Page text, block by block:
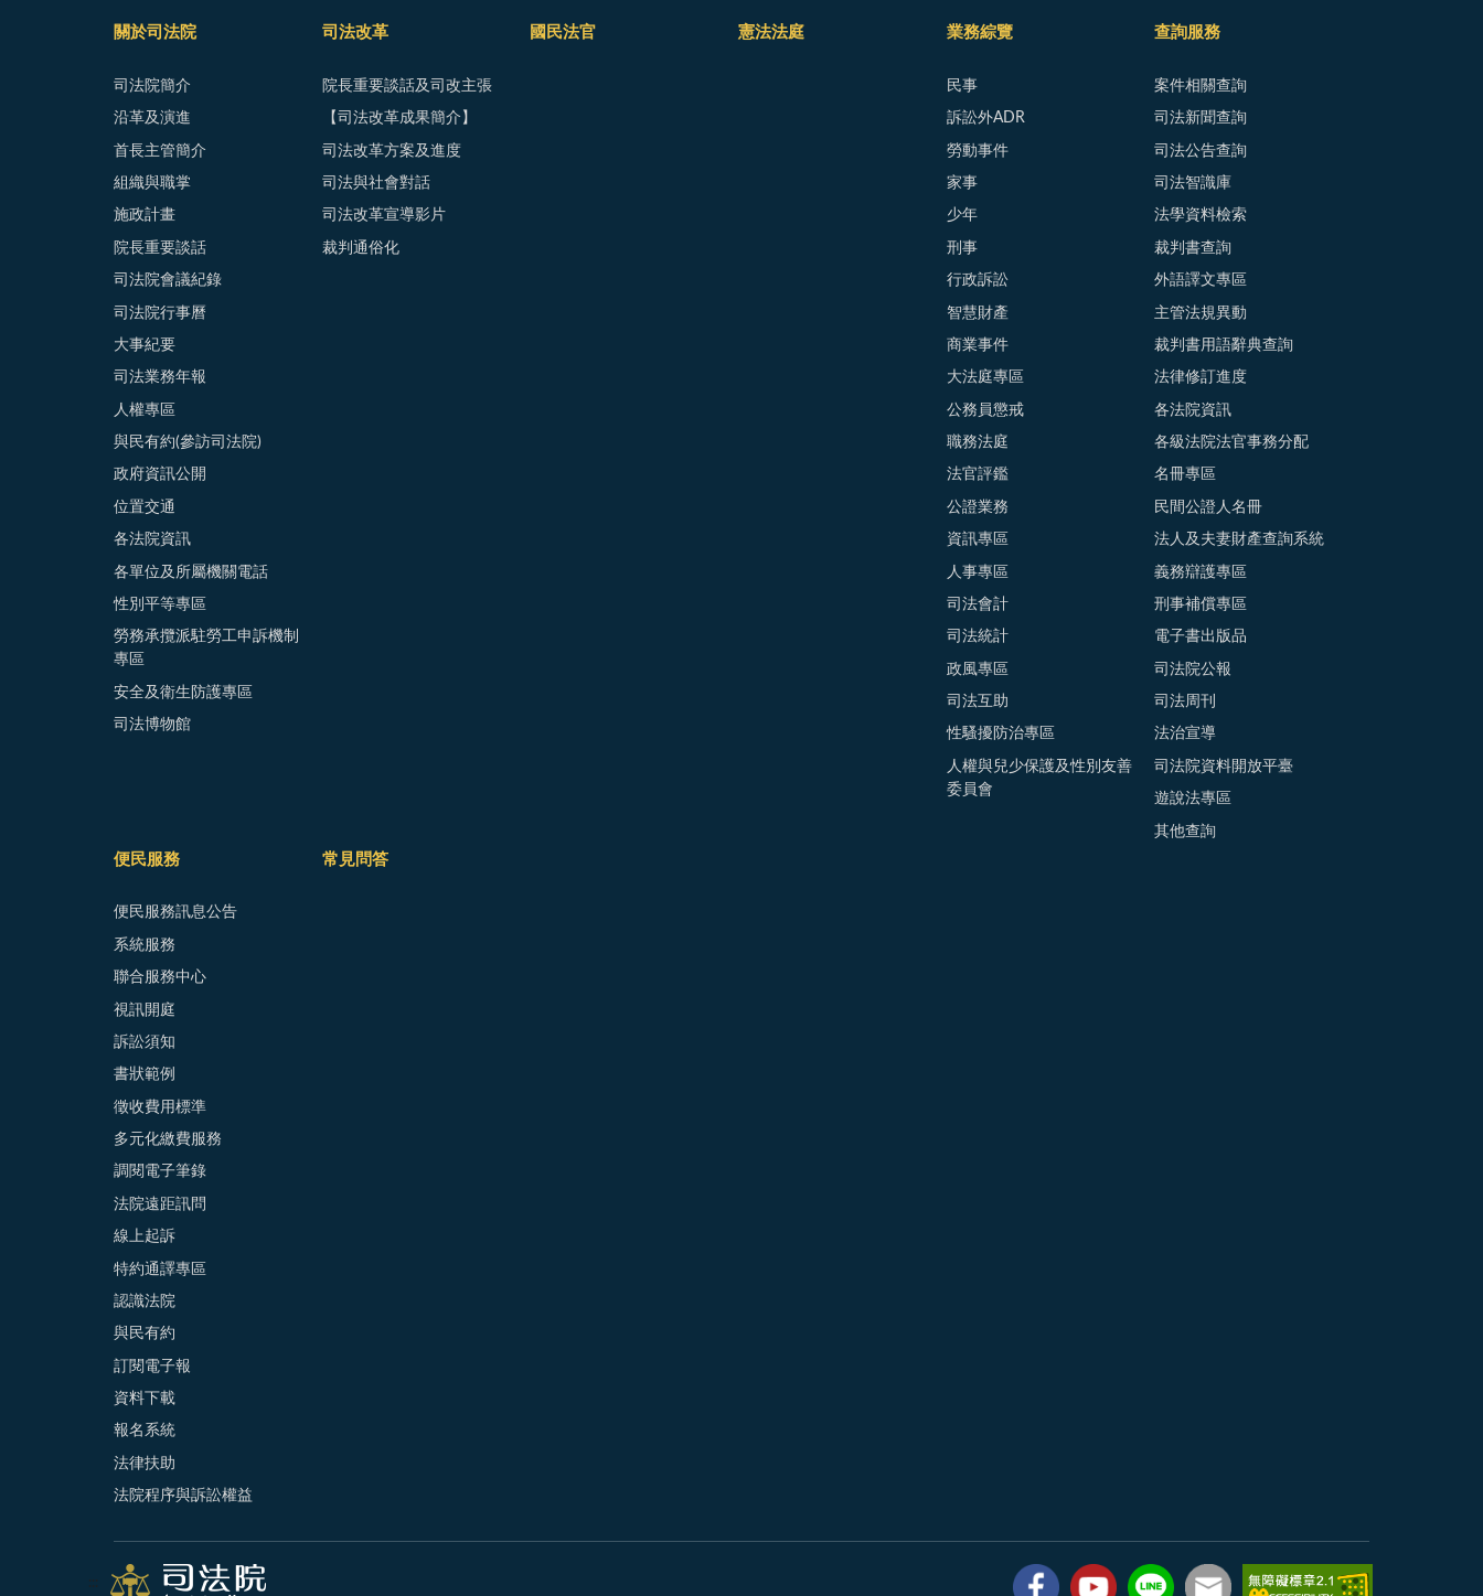
關於司法院
司法院簡介
沿革及演進
首長主管簡介
組織與職掌
施政計畫
院長重要談話
司法院會議紀錄
司法院行事曆
大事紀要
司法業務年報
人權專區
與民有約(參訪司法院)
政府資訊公開
位置交通
各法院資訊
各單位及所屬機關電話
性別平等專區
勞務承攬派駐勞工申訴機制
專區
安全及衛生防護專區
司法博物館
司法改革
院長重要談話及司改主張
【司法改革成果簡介】
司法改革方案及進度
司法與社會對話
司法改革宣導影片
裁判通俗化
國民法官 憲法法庭 業務綜覽
民事
訴訟外ADR
勞動事件
家事
少年
刑事
行政訴訟
智慧財產
商業事件
大法庭專區
公務員懲戒
職務法庭
法官評鑑
公證業務
資訊專區
人事專區
司法會計
司法統計
政風專區
司法互助
性騷擾防治專區
人權與兒少保護及性別友善
委員會
查詢服務
案件相關查詢
司法新聞查詢
司法公告查詢
司法智識庫
法學資料檢索
裁判書查詢
外語譯文專區
主管法規異動
裁判書用語辭典查詢
法律修訂進度
各法院資訊
各級法院法官事務分配
名冊專區
民間公證人名冊
法人及夫妻財產查詢系統
義務辯護專區
刑事補償專區
電子書出版品
司法院公報
司法周刊
法治宣導
司法院資料開放平臺
遊說法專區
其他查詢
便民服務
便民服務訊息公告
系統服務
聯合服務中心
視訊開庭
訴訟須知
書狀範例
徵收費用標準
多元化繳費服務
調閱電子筆錄
法院遠距訊問
線上起訴
特約通譯專區
認識法院
與民有約
訂閱電子報
資料下載
報名系統
法律扶助
法院程序與訴訟權益
常見問答
:::